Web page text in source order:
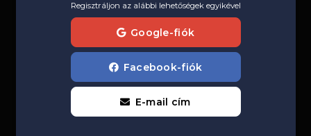
Regisztráljon az alábbi lehetőségek egyikével
Google-fiók
Facebook-fiók
E-mail cím